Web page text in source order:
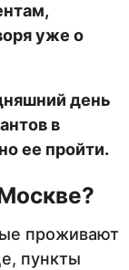
уже о
день
в
ее пройти.
проживают
пункты